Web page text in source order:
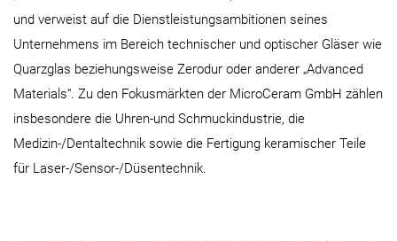
und verweist auf die Dienstleistungsambitionen seines
Unternehmens im Bereich technischer und optischer Gläser wie
Quarzglas beziehungsweise Zerodur oder anderer „Advanced
Materials“. Zu den Fokusmärkten der MicroCeram GmbH zählen
insbesondere die Uhren-und Schmuckindustrie, die
Medizin-/Dentaltechnik sowie die Fertigung keramischer Teile
für Laser-/Sensor-/Düsentechnik.